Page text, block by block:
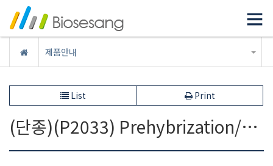
List Print
(단종)(P2033) Prehybrization/Hybridization Solution